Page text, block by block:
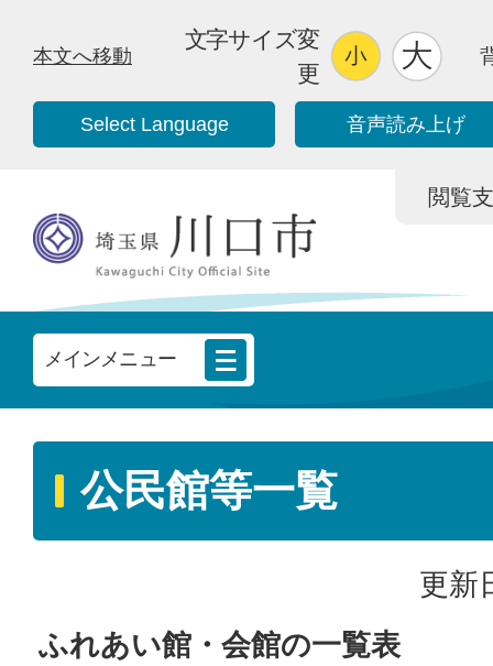
本文へ移動
文字サイズ変
更
Select Language 音声読み上げ
閲覧
メインメニュー
公民館等一覧
更新
ふれあい館・会館の一覧表